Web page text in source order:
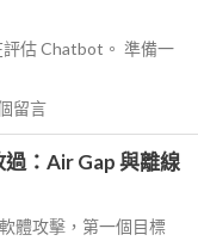
估 Chatbot。 準備一
留言
：Air Gap 與離線
體攻擊，第一個目標